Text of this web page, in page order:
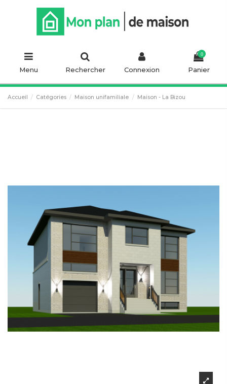
Menu Rechercher Connexion
0
Panier
Accueil Catégories Maison unifamiliale Maison - La Bizou